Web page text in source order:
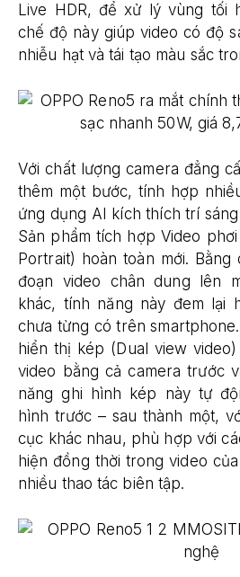
Live HDR, để xử lý vùng tối
chế độ này giúp video có độ
nhiễu hạt và tái tạo màu sắc
Với chất lượng camera đẳng
thêm một bước, tính hợp
ứng dụng AI kích thích trí
Sản phẩm tích hợp Video
Portrait) hoàn toàn mới.
đoạn video chân dung lên
khác, tính năng này đem lại
chưa từng có trên
hiển thị kép (Dual view
video bằng cả camera trước
năng ghi hình kép này tự
hình trước – sau thành một,
cục khác nhau, phù hợp với
hiện đồng thời trong video
nhiều thao tác biên tập.